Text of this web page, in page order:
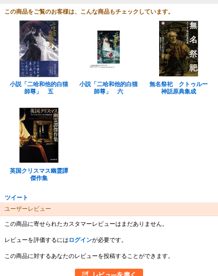
この商品をご覧のお客様は、こんな商品もチェックしています。
小説「二哈和他的白猫
師尊」 五
小説「二哈和他的白猫
師尊」 六
無名祭祀 クトゥルー
神話原典集成
英国クリスマス幽霊譚
傑作集
ツイート
ユーザーレビュー
この商品に寄せられたカスタマーレビューはまだありません。
レビューを評価するには ログインが必要です。
この商品に対するあなたのレビューを投稿することができます。